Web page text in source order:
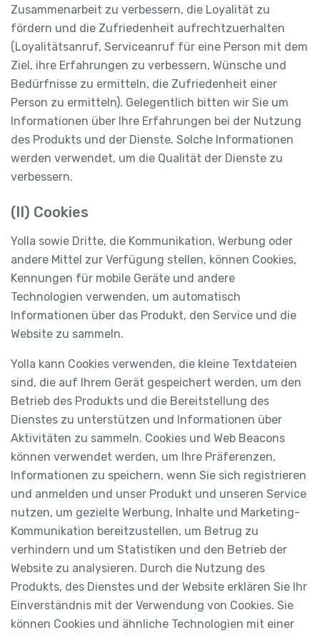
Zusammenarbeit zu verbessern, die Loyalität zu
fördern und die Zufriedenheit aufrechtzuerhalten
(Loyalitätsanruf, Serviceanruf für eine Person mit dem
Ziel, ihre Erfahrungen zu verbessern, Wünsche und
Bedürfnisse zu ermitteln, die Zufriedenheit einer
Person zu ermitteln). Gelegentlich bitten wir Sie um
Informationen über Ihre Erfahrungen bei der Nutzung
des Produkts und der Dienste. Solche Informationen
werden verwendet, um die Qualität der Dienste zu
verbessern.
(II) Cookies
Yolla sowie Dritte, die Kommunikation, Werbung oder
andere Mittel zur Verfügung stellen, können Cookies,
Kennungen für mobile Geräte und andere
Technologien verwenden, um automatisch
Informationen über das Produkt, den Service und die
Website zu sammeln.
Yolla kann Cookies verwenden, die kleine Textdateien
sind, die auf Ihrem Gerät gespeichert werden, um den
Betrieb des Produkts und die Bereitstellung des
Dienstes zu unterstützen und Informationen über
Aktivitäten zu sammeln. Cookies und Web Beacons
können verwendet werden, um Ihre Präferenzen,
Informationen zu speichern, wenn Sie sich registrieren
und anmelden und unser Produkt und unseren Service
nutzen, um gezielte Werbung, Inhalte und Marketing-
Kommunikation bereitzustellen, um Betrug zu
verhindern und um Statistiken und den Betrieb der
Website zu analysieren. Durch die Nutzung des
Produkts, des Dienstes und der Website erklären Sie Ihr
Einverständnis mit der Verwendung von Cookies. Sie
können Cookies und ähnliche Technologien mit einer